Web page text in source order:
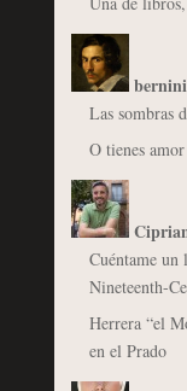
Las sombras
O tienes
Cuéntame un
Nineteenth-
Herrera “el
en el Prado